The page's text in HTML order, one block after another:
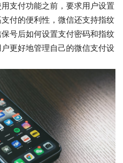
支付功能之前，要求用户设置
付的便利性，微信还支持指纹
号后如何设置支付密码和指纹
更好地管理自己的微信支付设